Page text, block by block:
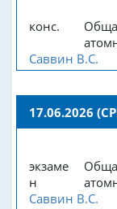
конс.
Саввин В.С.
17.06.2026
экзаме
н
Саввин В.С.